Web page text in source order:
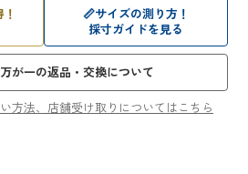
📏サイズの測り方！
採寸ガイドを見る
が一の返品・交換について
方法、店舗受け取りについてはこちら